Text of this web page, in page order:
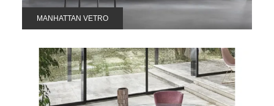
MANHATTAN VETRO